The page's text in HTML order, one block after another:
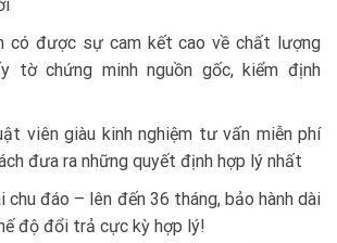
có được sự cam kết cao về chất lượng
tờ chứng minh nguồn gốc, kiểm định
viên giàu kinh nghiệm tư vấn miễn phí
đưa ra những quyết định hợp lý nhất
chu đáo – lên đến 36 tháng, bảo hành dài
độ đổi trả cực kỳ hợp lý!